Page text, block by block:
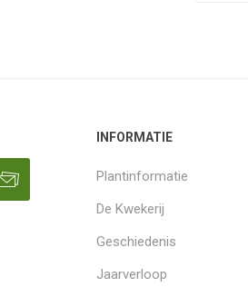
INFORMATIE
Plantinformatie
De Kwekerij
Geschiedenis
Jaarverloop